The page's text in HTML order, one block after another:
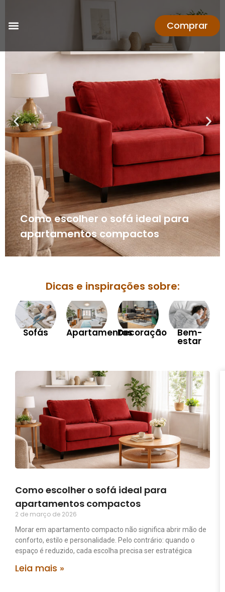
Comprar
Como escolher o sofá ideal para
apartamentos compactos
Dicas e inspirações sobre:
Sofás ApartamentosDecoração Bem-
estar
Como escolher o sofá ideal para
apartamentos compactos
2 de março de 2026
Morar em apartamento compacto não significa abrir mão de
conforto, estilo e personalidade. Pelo contrário: quando o
espaço é reduzido, cada escolha precisa ser estratégica
Leia mais »